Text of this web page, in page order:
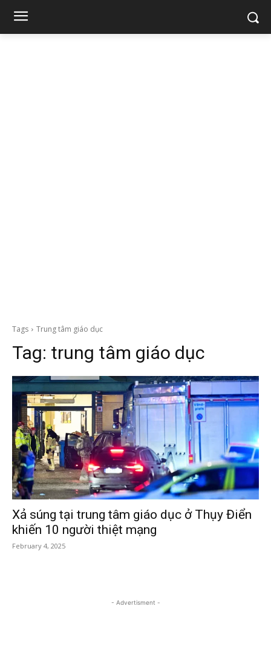
Tags Trung tâm giáo dục
Tag: trung tâm giáo dục
Xả súng tại trung tâm giáo dục ở Thụy Điển
khiến 10 người thiệt mạng
February 4, 2025
- Advertisment -